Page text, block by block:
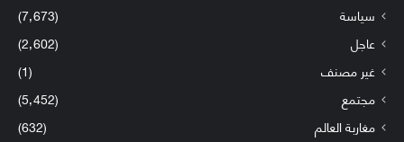
سياسة
(7٬673)
عاجل
(2٬602)
غير مصنف
(1)
مجتمع
(5٬452)
مغاربة العالم
(632)